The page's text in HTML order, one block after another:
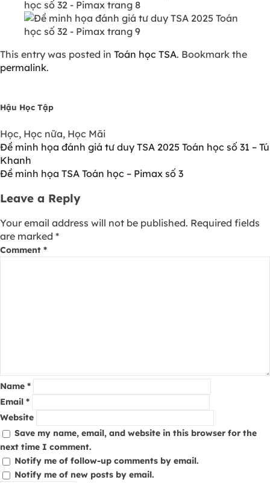
This entry was posted in Toán học TSA. Bookmark the
permalink.
Hậu Học Tập
Học, Học nữa, Học Mãi
Đề minh họa đánh giá tư duy TSA 2025 Toán học số 31 – Tú
Khanh
Đề minh họa TSA Toán học – Pimax số 3
Leave a Reply
Your email address will not be published. Required fields
are marked *
Comment *
Name *
Email *
Website
Save my name, email, and website in this browser for the
next time I comment.
Notify me of follow-up comments by email.
Notify me of new posts by email.